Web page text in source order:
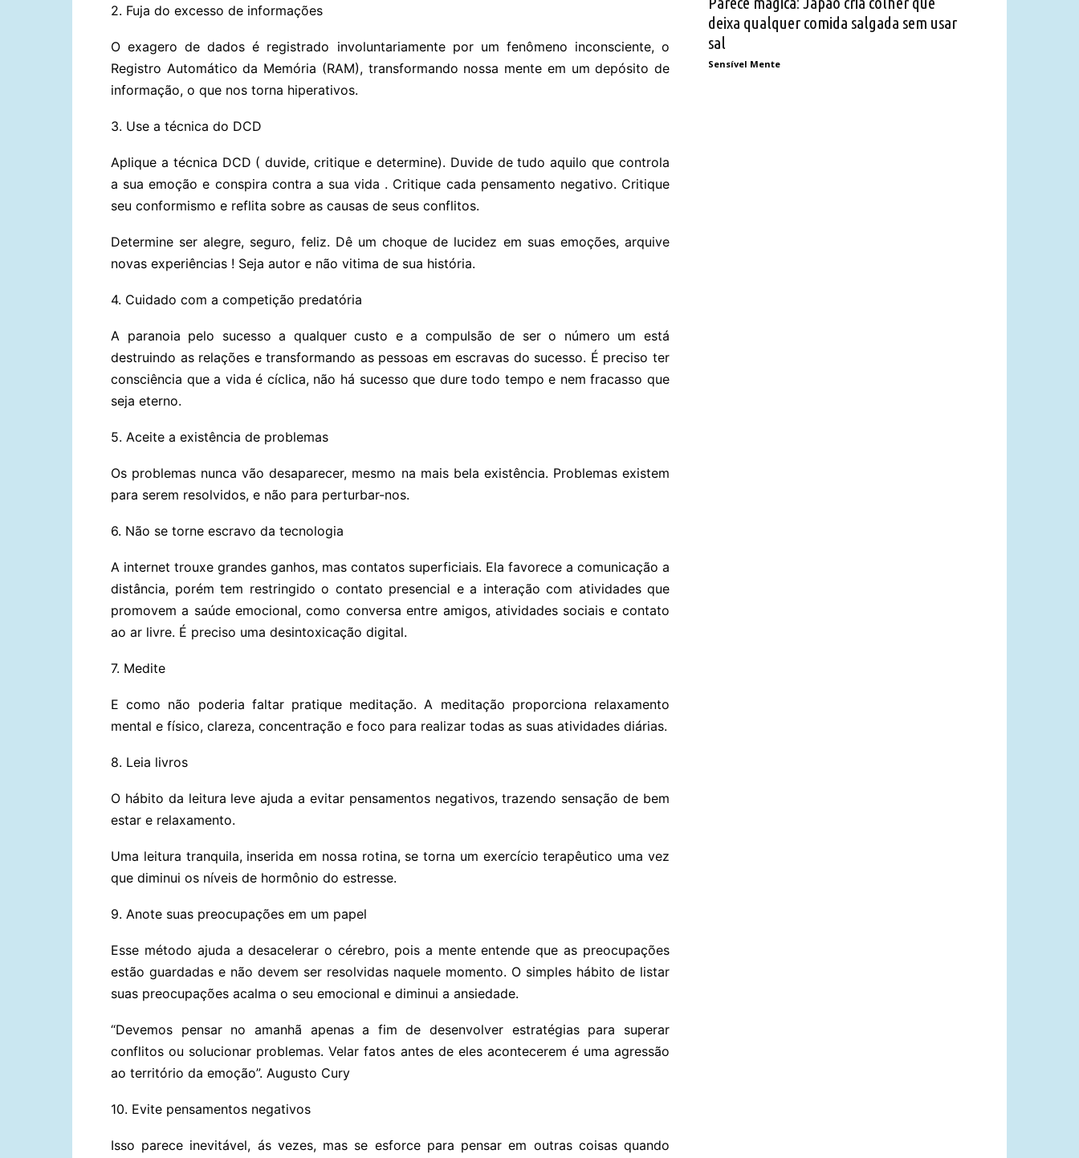
2. Fuja do excesso de informações
O exagero de dados é registrado involuntariamente por um fenômeno inconsciente, o
Registro Automático da Memória (RAM), transformando nossa mente em um depósito de
informação, o que nos torna hiperativos.
3. Use a técnica do DCD
Aplique a técnica DCD ( duvide, critique e determine). Duvide de tudo aquilo que controla
a sua emoção e conspira contra a sua vida . Critique cada pensamento negativo. Critique
seu conformismo e reflita sobre as causas de seus conflitos.
Determine ser alegre, seguro, feliz. Dê um choque de lucidez em suas emoções, arquive
novas experiências ! Seja autor e não vitima de sua história.
4. Cuidado com a competição predatória
A paranoia pelo sucesso a qualquer custo e a compulsão de ser o número um está
destruindo as relações e transformando as pessoas em escravas do sucesso. É preciso ter
consciência que a vida é cíclica, não há sucesso que dure todo tempo e nem fracasso que
seja eterno.
5. Aceite a existência de problemas
Os problemas nunca vão desaparecer, mesmo na mais bela existência. Problemas existem
para serem resolvidos, e não para perturbar-nos.
6. Não se torne escravo da tecnologia
A internet trouxe grandes ganhos, mas contatos superficiais. Ela favorece a comunicação a
distância, porém tem restringido o contato presencial e a interação com atividades que
promovem a saúde emocional, como conversa entre amigos, atividades sociais e contato
ao ar livre. É preciso uma desintoxicação digital.
7. Medite
E como não poderia faltar pratique meditação. A meditação proporciona relaxamento
mental e físico, clareza, concentração e foco para realizar todas as suas atividades diárias.
8. Leia livros
O hábito da leitura leve ajuda a evitar pensamentos negativos, trazendo sensação de bem
estar e relaxamento.
Uma leitura tranquila, inserida em nossa rotina, se torna um exercício terapêutico uma vez
que diminui os níveis de hormônio do estresse.
9. Anote suas preocupações em um papel
Esse método ajuda a desacelerar o cérebro, pois a mente entende que as preocupações
estão guardadas e não devem ser resolvidas naquele momento. O simples hábito de listar
suas preocupações acalma o seu emocional e diminui a ansiedade.
“Devemos pensar no amanhã apenas a fim de desenvolver estratégias para superar
conflitos ou solucionar problemas. Velar fatos antes de eles acontecerem é uma agressão
ao território da emoção”. Augusto Cury
10. Evite pensamentos negativos
Isso parece inevitável, ás vezes, mas se esforce para pensar em outras coisas quando
deixa qualquer comida salgada sem usar
sal
Sensível Mente